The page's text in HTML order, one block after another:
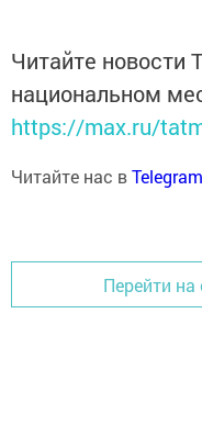
Читайте новости
национальном
https://max.ru/
Читайте нас в
Перейти на